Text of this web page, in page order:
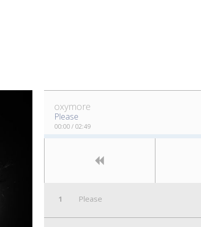
Please
oxymore
Please
00:00/ 02:49